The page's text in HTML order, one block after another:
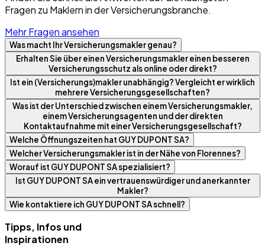
Fragen zu Maklern in der Versicherungsbranche.
Mehr Fragen ansehen
Was macht Ihr Versicherungsmakler genau?
Erhalten Sie über einen Versicherungsmakler einen besseren
Versicherungsschutz als online oder direkt?
Ist ein (Versicherungs)makler unabhängig? Vergleicht er wirklich
mehrere Versicherungsgesellschaften?
Was ist der Unterschied zwischen einem Versicherungsmakler,
einem Versicherungsagenten und der direkten
Kontaktaufnahme mit einer Versicherungsgesellschaft?
Welche Öffnungszeiten hat GUY DUPONT SA?
Welcher Versicherungsmakler ist in der Nähe von Florennes?
Worauf ist GUY DUPONT SA spezialisiert?
Ist GUY DUPONT SA ein vertrauenswürdiger und anerkannter
Makler?
Wie kontaktiere ich GUY DUPONT SA schnell?
Tipps, Infos und
Inspirationen